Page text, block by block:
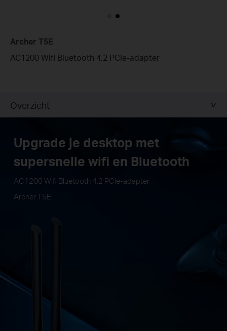
Archer T5E
AC1200 Wifi Bluetooth 4.2 PCIe-adapter
Overzicht
Upgrade je desktop met
supersnelle wifi en Bluetooth
AC1200 Wifi Bluetooth 4.2 PCIe-adapter
Archer T5E